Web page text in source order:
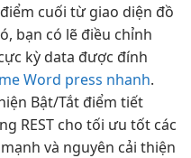
cuối từ giao diện đồ
bạn có lẽ điều chỉnh
kỳ data được đính
Word press nhanh.
Bật/Tắt điểm tiết
REST cho tối ưu tốt các
và nguyên cải thiện